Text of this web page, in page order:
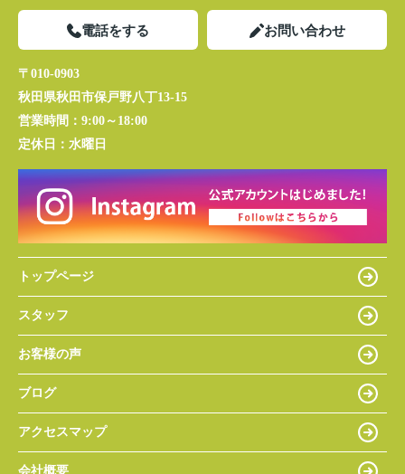
電話をする お問い合わせ
〒010-0903
秋田県秋田市保戸野八丁13-15
営業時間： 9:00～18:00
定休日： 水曜日
トップページ
スタッフ
お客様の声
ブログ
アクセスマップ
会社概要